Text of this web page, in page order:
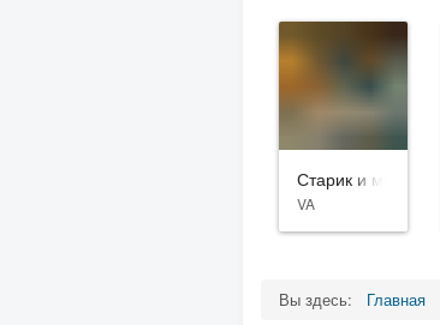
Старик и море
VA
Вы здесь: Главная